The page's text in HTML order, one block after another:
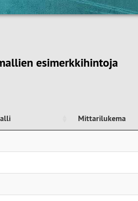
esimerkkihintoja
Mittarilukema